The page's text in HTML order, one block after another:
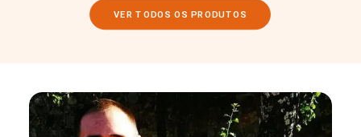
VER TODOS OS PRODUTOS